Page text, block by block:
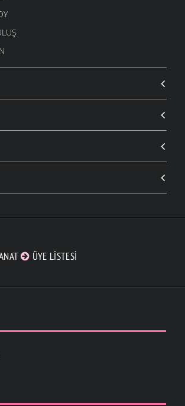
ÜYE LISTESI